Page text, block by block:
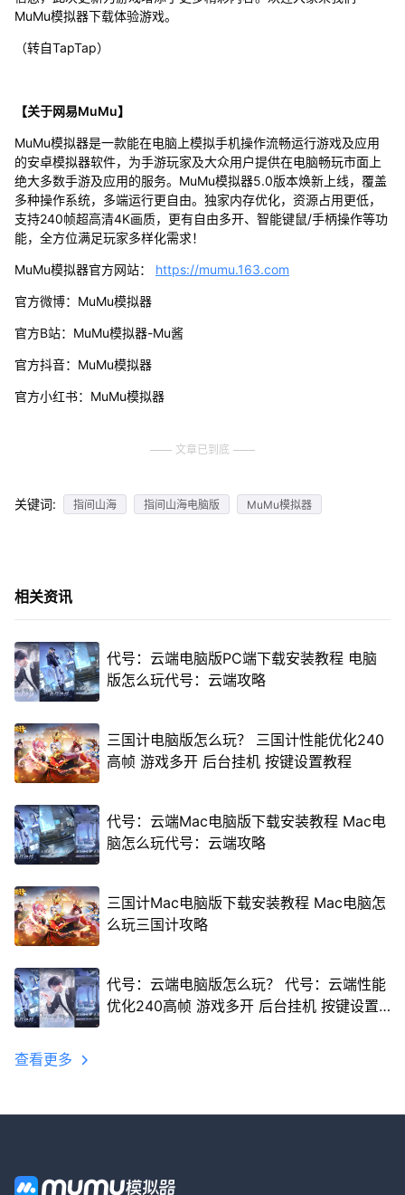
MuMu模拟器下载体验游戏。
（转自TapTap）
【关于网易MuMu】
MuMu模拟器是一款能在电脑上模拟手机操作流畅运行游戏及应用
的安卓模拟器软件，为手游玩家及大众用户提供在电脑畅玩市面上
绝大多数手游及应用的服务。MuMu模拟器5.0版本焕新上线，覆盖
多种操作系统，多端运行更自由。独家内存优化，资源占用更低，
支持240帧超高清4K画质，更有自由多开、智能键鼠/手柄操作等功
能，全方位满足玩家多样化需求！
MuMu模拟器官方网站： https://mumu.163.com
官方微博：MuMu模拟器
官方B站：MuMu模拟器-Mu酱
官方抖音：MuMu模拟器
官方小红书：MuMu模拟器
文章已到底
关键词: 指间山海 指间山海电脑版 MuMu模拟器
相关资讯
代号：云端电脑版PC端下载安装教程 电脑
版怎么玩代号：云端攻略
三国计电脑版怎么玩？ 三国计性能优化240
高帧 游戏多开 后台挂机 按键设置教程
代号：云端Mac电脑版下载安装教程 Mac电
脑怎么玩代号：云端攻略
三国计Mac电脑版下载安装教程 Mac电脑怎
么玩三国计攻略
代号：云端电脑版怎么玩？ 代号：云端性能
优化240高帧 游戏多开 后台挂机 按键设置
查看更多